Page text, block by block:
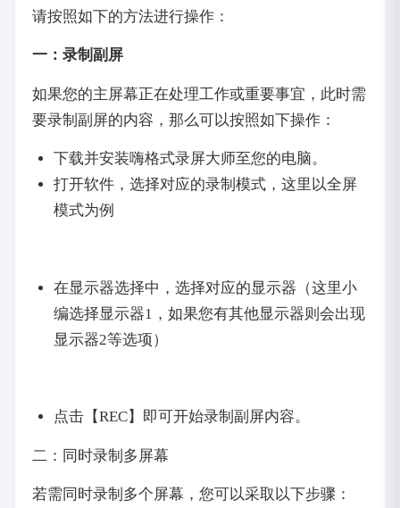
请按照如下的方法进行操作：
一：录制副屏
如果您的主屏幕正在处理工作或重要事宜，此时需
要录制副屏的内容，那么可以按照如下操作：
下载并安装嗨格式录屏大师至您的电脑。
打开软件，选择对应的录制模式，这里以全屏
模式为例
在显示器选择中，选择对应的显示器（这里小
编选择显示器1，如果您有其他显示器则会出现
显示器2等选项）
点击【REC】即可开始录制副屏内容。
二：同时录制多屏幕
若需同时录制多个屏幕，您可以采取以下步骤：